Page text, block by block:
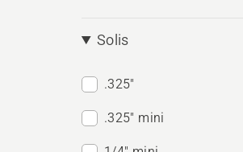
Solis
.325"
.325" mini